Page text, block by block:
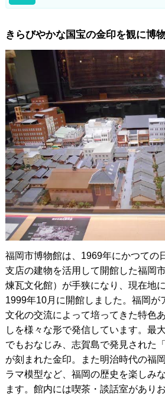
きらびやかな国宝の金印を観に博
福岡市博物館は、1969年にかつての
支店の建物を活用して開館した福岡
煉瓦文化館）が手狭になり、現在地
1999年10月に開館しました。福岡が
文化の交流によって培ってきた特色
しを様々な形で発信しています。最
でもおなじみ、志賀島で発見された
が刻まれた金印。また明治時代の福
ラマ模型など、福岡の歴史を楽しみ
ます。館内には喫茶・談話室があり